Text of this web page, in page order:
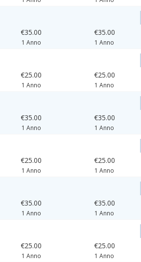
€35.00
1 Anno
€35.00
1 Anno
€25.00
1 Anno
€25.00
1 Anno
€35.00
1 Anno
€35.00
1 Anno
€25.00
1 Anno
€25.00
1 Anno
€35.00
1 Anno
€35.00
1 Anno
€25.00
1 Anno
€25.00
1 Anno